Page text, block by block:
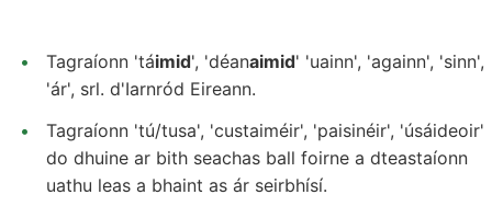
Tagraíonn 'táimid', 'déanaimid' 'uainn', 'againn', 'sinn',
'ár', srl. d'Iarnród Eireann.
Tagraíonn 'tú/tusa', 'custaiméir', 'paisinéir', 'úsáideoir'
do dhuine ar bith seachas ball foirne a dteastaíonn
uathu leas a bhaint as ár seirbhísí.